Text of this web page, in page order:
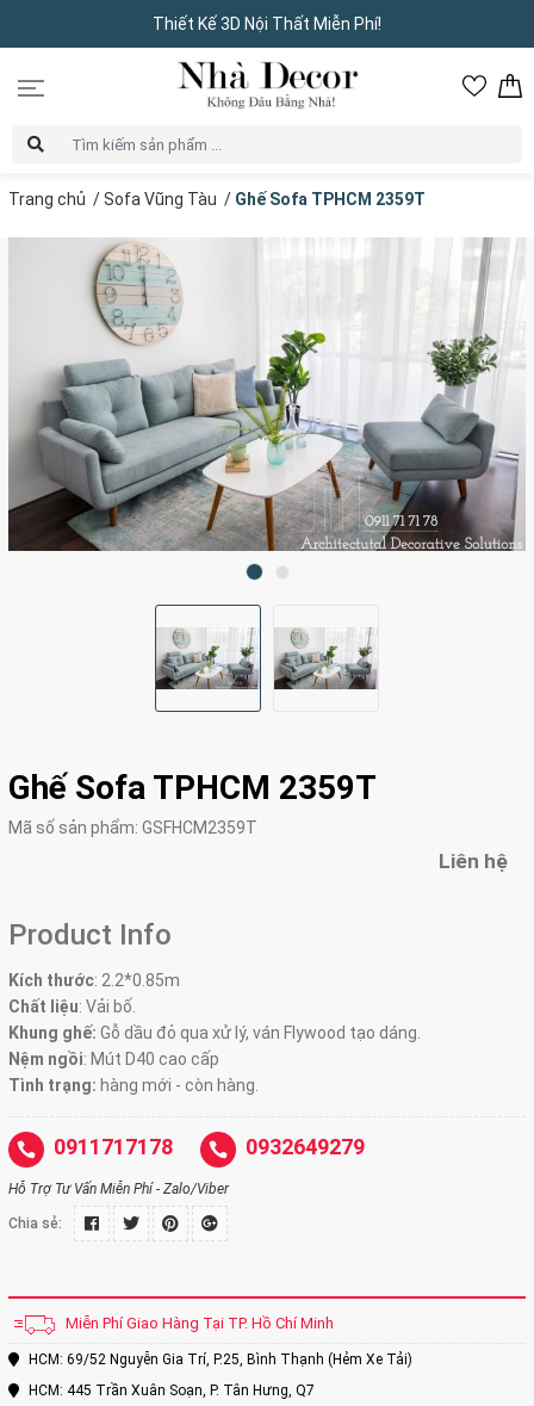
Thiết Kế 3D Nội Thất Miễn Phí!
Trang chủ /Sofa Vũng Tàu / Ghế Sofa TPHCM 2359T
Ghế Sofa TPHCM 2359T
Mã số sản phẩm: GSFHCM2359T
Liên hệ
Product Info
Kích thước: 2.2*0.85m
Chất liệu: Vải bố.
Khung ghế: Gỗ dầu đỏ qua xử lý, ván Flywood tạo dáng.
Nệm ngồi: Mút D40 cao cấp
Tình trạng: hàng mới - còn hàng.
0911717178 0932649279
Hỗ Trợ Tư Vấn Miễn Phí - Zalo/Viber
Chia sẻ:
Miễn Phí Giao Hàng Tại TP. Hồ Chí Minh
HCM: 69/52 Nguyễn Gia Trí, P.25, Bình Thạnh (Hẻm Xe Tải)
HCM: 445 Trần Xuân Soạn, P. Tân Hưng, Q7